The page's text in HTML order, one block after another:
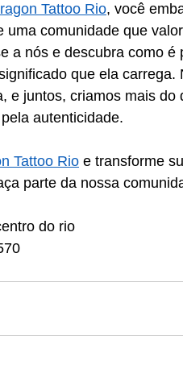
Tattoo Rio, você
uma comunidade que
a nós e descubra como
que ela carrega.
e juntos, criamos mais
autenticidade.
Tattoo Rio e transforme
parte da nossa
do rio